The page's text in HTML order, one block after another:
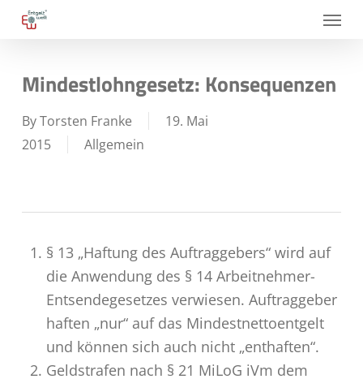
Skip
content
Menu
Mindestlohngesetz: Konsequenzen
ByTorsten Franke
19. Mai
2015
Allgemein
§ 13 „Haftung des Auftraggebers“ wird auf
die Anwendung des § 14 Arbeitnehmer-
Entsendegesetzes verwiesen. Auftraggeber
haften „nur“ auf das Mindestnettoentgelt
und können sich auch nicht „enthaften“.
Geldstrafen nach § 21 MiLoG iVm dem